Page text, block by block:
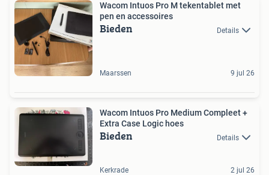
Wacom Intuos Pro M tekentablet met
pen en accessoires
Bieden Details
Maarssen 9 jul 26
Wacom Intuos Pro Medium Compleet +
Extra Case Logic hoes
Bieden Details
Kerkrade 2 jul 26